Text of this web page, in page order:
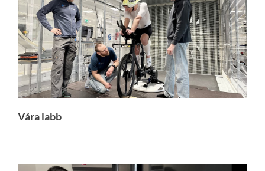
Våra labb